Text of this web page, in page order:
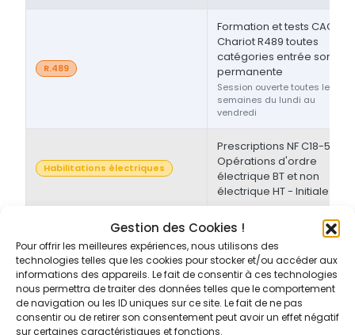
Gestion des Cookies !
Pour offrir les meilleures expériences, nous utilisons des
technologies telles que les cookies pour stocker et/ou accéder aux
informations des appareils. Le fait de consentir à ces technologies
nous permettra de traiter des données telles que le comportement
de navigation ou les ID uniques sur ce site. Le fait de ne pas
consentir ou de retirer son consentement peut avoir un effet négatif
sur certaines caractéristiques et fonctions.
R.489
Formation et tests CACES®
Chariot R489 toutes
catégories entrée sortie
permanente
Session ouverte toutes les
semaines du lundi au
vendredi
Habilitations électriques
Prescriptions NF C18-510 -
Opérations d'ordre
électrique BT et non
électrique HT - Initiale
Habilitations électriques
Prescriptions NF C18-510 -
Opérations d'ordre non-
électrique BT et/ou HT -
Initiale/Recyclage
Prescriptions NF C18-510 -
Opérations d'ordre non-